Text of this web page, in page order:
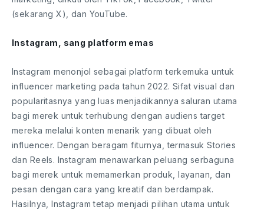
(sekarang X), dan YouTube.
Instagram, sang platform emas
Instagram menonjol sebagai platform terkemuka untuk
influencer marketing pada tahun 2022. Sifat visual dan
popularitasnya yang luas menjadikannya saluran utama
bagi merek untuk terhubung dengan audiens target
mereka melalui konten menarik yang dibuat oleh
influencer. Dengan beragam fiturnya, termasuk Stories
dan Reels. Instagram menawarkan peluang serbaguna
bagi merek untuk memamerkan produk, layanan, dan
pesan dengan cara yang kreatif dan berdampak.
Hasilnya, Instagram tetap menjadi pilihan utama untuk